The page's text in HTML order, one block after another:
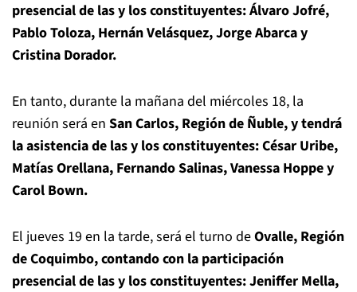
presencial de las y los constituyentes: Álvaro Jofré,
Pablo Toloza, Hernán Velásquez, Jorge Abarca y
Cristina Dorador.
En tanto, durante la mañana del miércoles 18, la
reunión será en San Carlos, Región de Ñuble, y tendrá
la asistencia de las y los constituyentes: César Uribe,
Matías Orellana, Fernando Salinas, Vanessa Hoppe y
Carol Bown.
El jueves 19 en la tarde, será el turno deOvalle, Región
de Coquimbo, contando con la participación
presencial de las y los constituyentes: Jeniffer Mella,